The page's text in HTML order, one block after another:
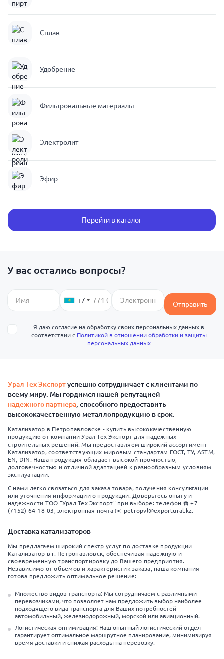
Сплав
Удобрение
Фильтровальные материалы
Электролит
Эфир
Перейти в каталог
У вас остались вопросы?
+7 Отправить
Я даю согласие на обработку своих персональных данных в
соответствии с Политикой в отношении обработки и защиты
персональных данных
Урал Тех Экспортуспешно сотрудничает с клиентами по
всему миру. Мы гордимся нашей репутацией
надежного партнера, способного предоставить
высококачественную металлопродукцию в срок.
Катализатор в Петропавловске - купить высококачественную
продукцию от компании Урал Тех Экспорт для надежных
строительных решений. Мы предоставляем широкий ассортимент
Катализатор, соответствующих мировым стандартам ГОСТ, ТУ, ASTM,
EN, DIN. Наша продукция обладает высокой прочностью,
долговечностью и отличной адаптацией к разнообразным условиям
эксплуатации.
С нами легко связаться для заказа товара, получения консультации
или уточнения информации о продукции. Доверьтесь опыту и
надежности ТОО "Урал Тех Экспорт" при выборе: телефон ☎️ +7
(7152) 64-18-03, электронная почта ✉️ petropvl@exportural.kz.
Доставка катализаторов
Мы предлагаем широкий спектр услуг по доставке продукции
Катализатор в г. Петропавловск, обеспечивая надежную и
своевременную транспортировку до Вашего предприятия.
Независимо от объемов и характеристик заказа, наша компания
готова предложить оптимальное решение:
Множество видов транспорта: Мы сотрудничаем с различными
перевозчиками, что позволяет нам предложить выбор наиболее
подходящего вида транспорта для Ваших потребностей -
автомобильный, железнодорожный, морской или авиационный.
Логистическая оптимизация: Наш опытный логистический отдел
гарантирует оптимальное маршрутное планирование, минимизируя
время доставки и снижая расходы на перевозку.